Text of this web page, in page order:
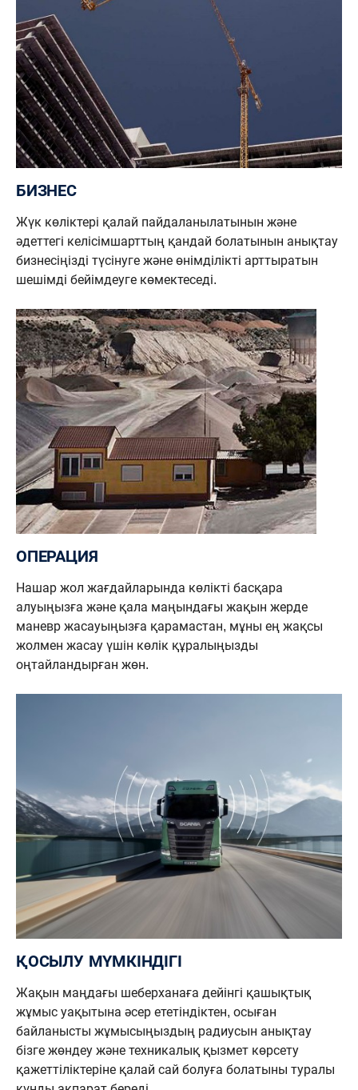
БИЗНЕС
Жүк көліктері қалай пайдаланылатынын және
әдеттегі келісімшарттың қандай болатынын анықтау
бизнесіңізді түсінуге және өнімділікті арттыратын
шешімді бейімдеуге көмектеседі.
ОПЕРАЦИЯ
Нашар жол жағдайларында көлікті басқара
алуыңызға және қала маңындағы жақын жерде
маневр жасауыңызға қарамастан, мұны ең жақсы
жолмен жасау үшін көлік құралыңызды
оңтайландырған жөн.
ҚОСЫЛУ МҮМКІНДІГІ
Жақын маңдағы шеберханаға дейінгі қашықтық
жұмыс уақытына әсер ететіндіктен, осыған
байланысты жұмысыңыздың радиусын анықтау
бізге жөндеу және техникалық қызмет көрсету
қажеттіліктеріне қалай сай болуға болатыны туралы